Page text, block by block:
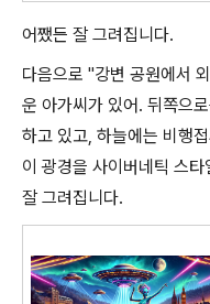
어쨌든 잘 그려집니다.
다음으로 "강변 공원에서
운 아가씨가 있어. 뒤쪽으
하고 있고, 하늘에는 비행
이 광경을 사이버네틱 스
잘 그려집니다.